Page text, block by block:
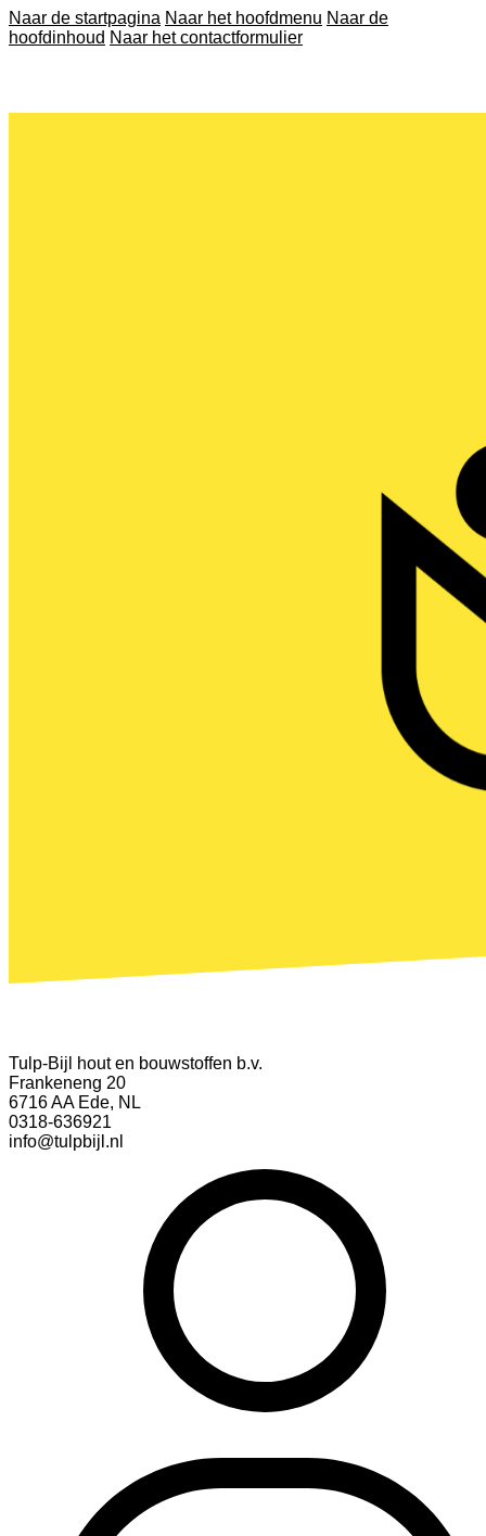
Naar de startpagina Naar het hoofdmenu Naar de
hoofdinhoud Naar het contactformulier
Tulp-Bijl hout en bouwstoffen b.v.
Frankeneng 20
6716 AA Ede, NL
0318-636921
info@tulpbijl.nl